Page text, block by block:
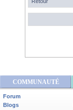
COMMUNAUTÉ
Forum
Blogs